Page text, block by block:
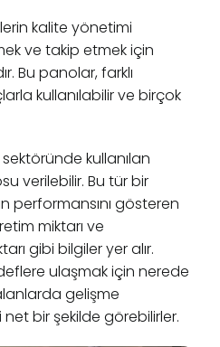
kalite yönetimi
ve takip etmek için
Bu panolar, farklı
kullanılabilir ve birçok
kullanılan
verilebilir. Bu tür bir
performansını gösteren
miktarı ve
gibi bilgiler yer alır.
ulaşmak için nerede
gelişme
bir şekilde görebilirler.